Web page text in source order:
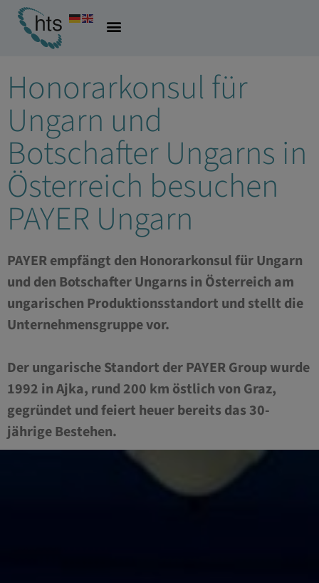
12.10.2022Allgemein
Honorarkonsul für
Ungarn und
Botschafter Ungarns in
Österreich besuchen
PAYER Ungarn
PAYER empfängt den Honorarkonsul für Ungarn
und den Botschafter Ungarns in Österreich am
ungarischen Produktionsstandort und stellt die
Unternehmensgruppe vor.
Der ungarische Standort der PAYER Group wurde
1992 in Ajka, rund 200 km östlich von Graz,
gegründet und feiert heuer bereits das 30-
jährige Bestehen.